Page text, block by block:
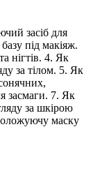
засіб для
під макіяж.
нігтів. 4. Як
за тілом. 5. Як
засмаги. 7. Як
за шкірою
маску